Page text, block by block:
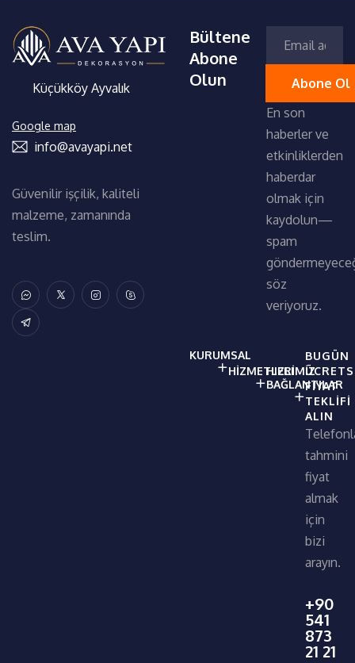
Küçükköy Ayvalık
Google map
info@avayapi.net
Güvenilir işçilik, kaliteli
malzeme, zamanında
teslim.
Bültene
Abone
Olun
En son
haberler ve
etkinliklerden
haberdar
olmak için
kaydolun—
spam
söz
veriyoruz.
KURUMSAL
HIZMETLERIMIZ
HIZLI
BAĞLANTILAR
BUGÜN
FIYAT
TEKLIFI
ALIN
tahmini
fiyat
almak
için
bizi
arayın.
+90
541
873
21 21